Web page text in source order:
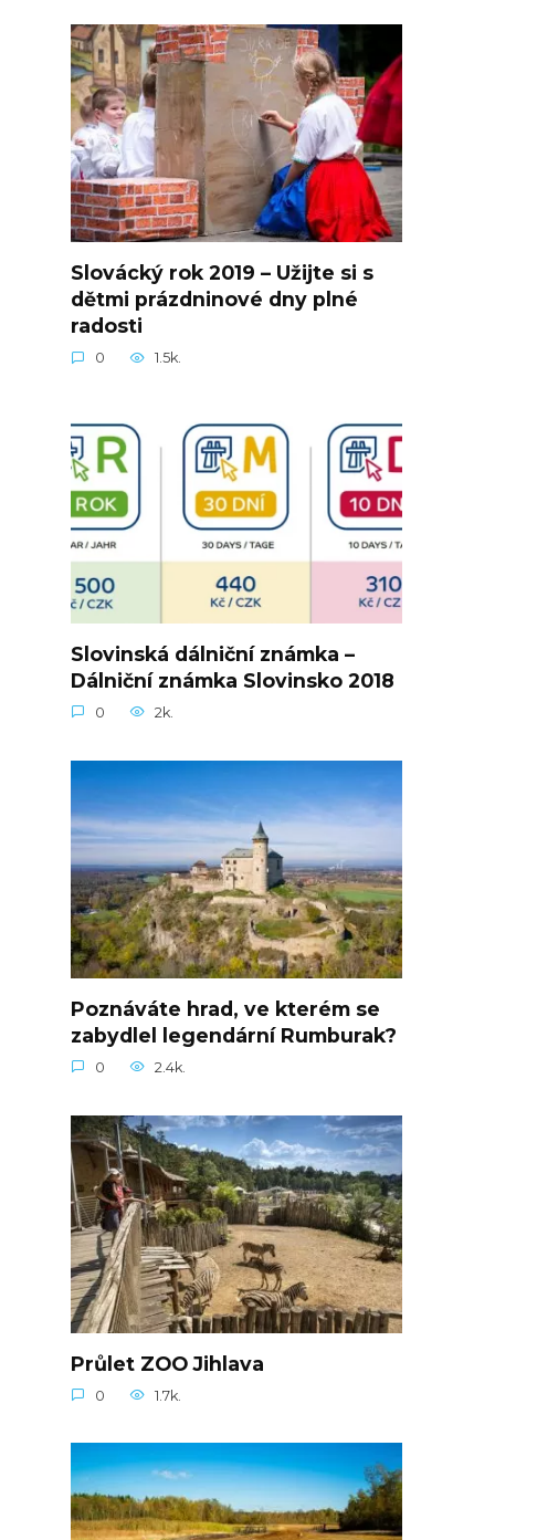
Slovácký rok 2019 – Užijte si s
dětmi prázdninové dny plné
radosti
0 1.5k.
Slovinská dálniční známka –
Dálniční známka Slovinsko 2018
0 2k.
Poznáváte hrad, ve kterém se
zabydlel legendární Rumburak?
0 2.4k.
Průlet ZOO Jihlava
0 1.7k.